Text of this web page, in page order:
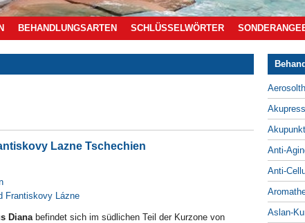
BEHANDLUNGSARTEN SCHLÜSSELWÖRTER
Lazne Tschechien
Frantiskovy Lázne
Diana befindet sich im südlichen Teil der Kurzone von
Anti-
Anti-
Aslan-